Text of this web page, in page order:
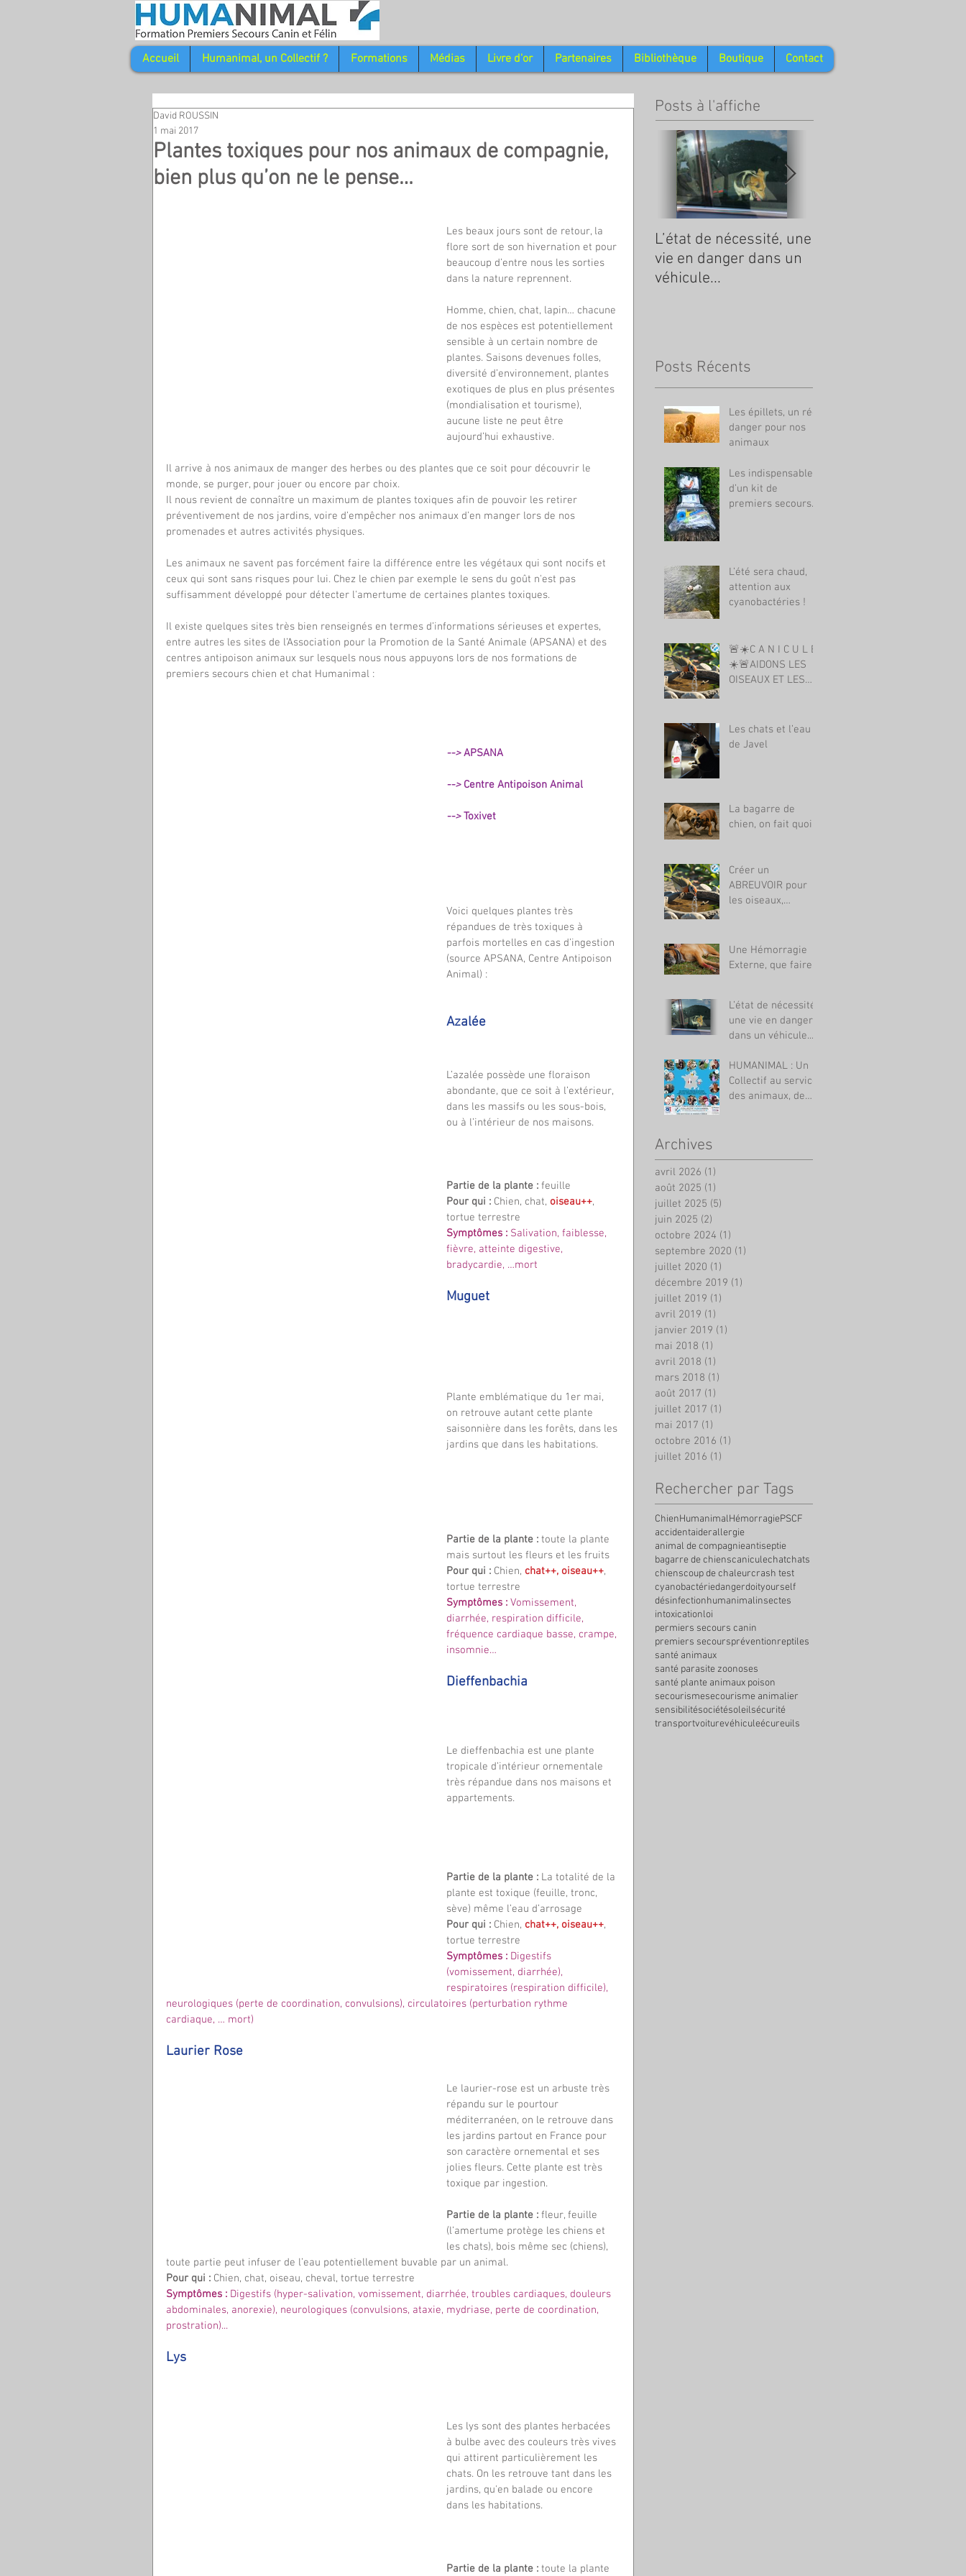
Accueil Humanimal, un Collectif ? Formations Médias Livre d'or Partenaires Bibliothèque Boutique Contact
Plantes toxiques pour nos animaux de compagnie,
bien plus qu’on ne le pense…
David ROUSSIN
1 mai 2017
Les beaux jours sont de retour, la
flore sort de son hivernation et pour
beaucoup d’entre nous les sorties
dans la nature reprennent.
Homme, chien, chat, lapin… chacune
de nos espèces est potentiellement
sensible à un certain nombre de
plantes. Saisons devenues folles,
diversité d’environnement, plantes
exotiques de plus en plus présentes
(mondialisation et tourisme),
aucune liste ne peut être
aujourd’hui exhaustive.
Il arrive à nos animaux de manger des herbes ou des plantes que ce soit pour découvrir le
monde, se purger, pour jouer ou encore par choix.
Il nous revient de connaître un maximum de plantes toxiques afin de pouvoir les retirer
préventivement de nos jardins, voire d’empêcher nos animaux d’en manger lors de nos
promenades et autres activités physiques.
Les animaux ne savent pas forcément faire la différence entre les végétaux qui sont nocifs et
ceux qui sont sans risques pour lui. Chez le chien par exemple le sens du goût n'est pas
suffisamment développé pour détecter l'amertume de certaines plantes toxiques.
Il existe quelques sites très bien renseignés en termes d’informations sérieuses et expertes,
entre autres les sites de l’Association pour la Promotion de la Santé Animale (APSANA) et des
centres antipoison animaux sur lesquels nous nous appuyons lors de nos formations de
premiers secours chien et chat Humanimal :
--> APSANA
--> Centre Antipoison Animal
--> Toxivet
Voici quelques plantes très
répandues de très toxiques à
parfois mortelles en cas d’ingestion
(source APSANA, Centre Antipoison
Animal) :
Azalée
L’azalée possède une floraison
abondante, que ce soit à l’extérieur,
dans les massifs ou les sous-bois,
ou à l’intérieur de nos maisons.
Partie de la plante : feuille
Pour qui : Chien, chat, oiseau++,
tortue terrestre
Symptômes : Salivation, faiblesse,
fièvre, atteinte digestive,
bradycardie, …mort
Muguet
Plante emblématique du 1er mai,
on retrouve autant cette plante
saisonnière dans les forêts, dans les
jardins que dans les habitations.
Partie de la plante : toute la plante
mais surtout les fleurs et les fruits
Pour qui : Chien, chat++, oiseau++,
tortue terrestre
Symptômes : Vomissement,
diarrhée, respiration difficile,
fréquence cardiaque basse, crampe,
insomnie…
Dieffenbachia
Le dieffenbachia est une plante
tropicale d’intérieur ornementale
très répandue dans nos maisons et
appartements.
Partie de la plante : La totalité de la
plante est toxique (feuille, tronc,
sève) même l’eau d’arrosage
Pour qui : Chien, chat++, oiseau++,
tortue terrestre
Symptômes : Digestifs
(vomissement, diarrhée),
respiratoires (respiration difficile),
neurologiques (perte de coordination, convulsions), circulatoires (perturbation rythme
cardiaque, … mort)
Laurier Rose
Le laurier-rose est un arbuste très
répandu sur le pourtour
méditerranéen, on le retrouve dans
les jardins partout en France pour
son caractère ornemental et ses
jolies fleurs. Cette plante est très
toxique par ingestion.
Partie de la plante : fleur, feuille
(l’amertume protège les chiens et
les chats), bois même sec (chiens),
toute partie peut infuser de l’eau potentiellement buvable par un animal.
Pour qui : Chien, chat, oiseau, cheval, tortue terrestre
Symptômes : Digestifs (hyper-salivation, vomissement, diarrhée, troubles cardiaques, douleurs
abdominales, anorexie), neurologiques (convulsions, ataxie, mydriase, perte de coordination,
prostration)...
Lys
Les lys sont des plantes herbacées
à bulbe avec des couleurs très vives
qui attirent particulièrement les
chats. On les retrouve tant dans les
jardins, qu'en balade ou encore
dans les habitations.
Partie de la plante : toute la plante
Posts à l'affiche
L’état de nécessité, une
vie en danger dans un
véhicule...
Posts Récents
Les épillets, un réel
danger pour nos
animaux
Les indispensables
d’un kit de
premiers secours
L’été sera chaud,
attention aux
cyanobactéries !
🚨☀️C A N I C U L E
☀️🚨AIDONS LES
OISEAUX ET LES
Les chats et l’eau
de Javel
La bagarre de
chien, on fait quoi ?
Créer un
ABREUVOIR pour
les oiseaux,
hérissons….
Une Hémorragie
Externe, que faire ?
L’état de nécessité,
une vie en danger
dans un véhicule...
HUMANIMAL : Un
Collectif au service
des animaux, de
Archives
avril 2026 (1)
août 2025 (1)
juillet 2025 (5)
juin 2025 (2)
octobre 2024 (1)
septembre 2020 (1)
juillet 2020 (1)
décembre 2019 (1)
juillet 2019 (1)
avril 2019 (1)
janvier 2019 (1)
mai 2018 (1)
avril 2018 (1)
mars 2018 (1)
août 2017 (1)
juillet 2017 (1)
mai 2017 (1)
octobre 2016 (1)
juillet 2016 (1)
Rechercher par Tags
ChienHumanimalHémorragiePSCF
accidentaiderallergie
animal de compagnieantiseptie
bagarre de chienscaniculechatchats
chienscoup de chaleurcrash test
cyanobactériedangerdoityourself
désinfectionhumanimalinsectes
intoxicationloi
permiers secours canin
premiers secourspréventionreptiles
santé animaux
santé parasite zoonoses
santé plante animaux poison
secourismesecourisme animalier
sensibilitésociétésoleilsécurité
transportvoiturevéhiculeécureuils